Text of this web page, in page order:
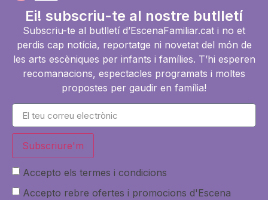
Ei! subscriu-te al nostre butlletí
Subscriu-te al butlletí d’EscenaFamiliar.cat i no et
perdis cap notícia, reportatge ni novetat del món de
les arts escèniques per infants i famílies. T’hi esperen
recomanacions, espectacles programats i moltes
propostes per gaudir en família!
Subscriure'm
Accepto els termes i condicions
Accepto rebre ofertes i promocions d'Escena